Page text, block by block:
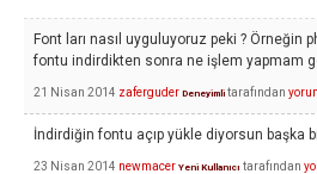
Font ları nasıl uyguluyoruz peki ? Örneğin
fontu indirdikten sonra ne işlem yapmam
21 Nisan 2014 zaferguder Deneyimli tarafından
İndirdiğin fontu açıp yükle diyorsun başka
23 Nisan 2014 newmacer Yeni Kullanıcı tarafından